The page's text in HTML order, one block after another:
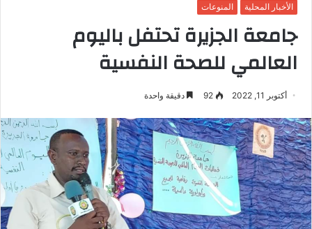
الأخبار المحلية المنوعات
جامعة الجزيرة تحتفل باليوم
العالمي للصحة النفسية
أكتوبر 11, 2022 92 دقيقة واحدة